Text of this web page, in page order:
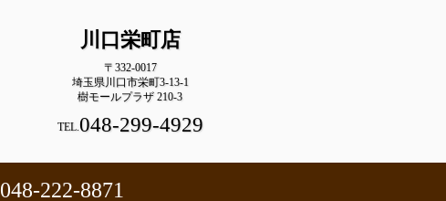
川口栄町店
〒332-0017
埼玉県川口市栄町3-13-1
樹モールプラザ 210-3
TEL. 048-299-4929
048-222-8871